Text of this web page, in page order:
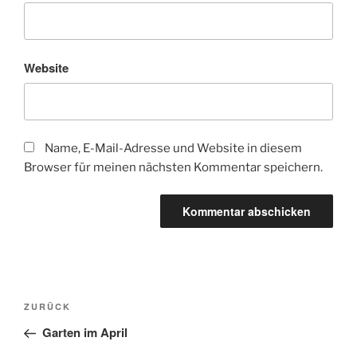
Website
Name, E-Mail-Adresse und Website in diesem
Browser für meinen nächsten Kommentar speichern.
Beitragsnavigation
Vorheriger
Beitrag
ZURÜCK
Garten im April